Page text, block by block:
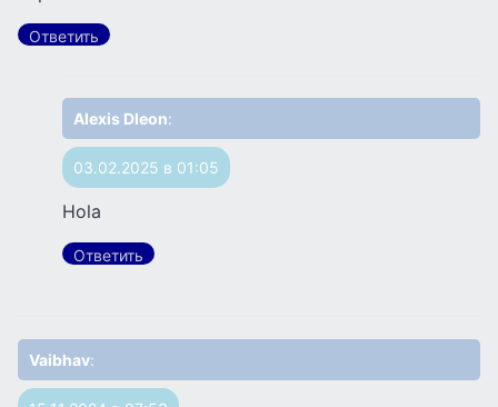
Ответить
Alexis Dleon:
03.02.2025 в 01:05
Hola
Ответить
Vaibhav: